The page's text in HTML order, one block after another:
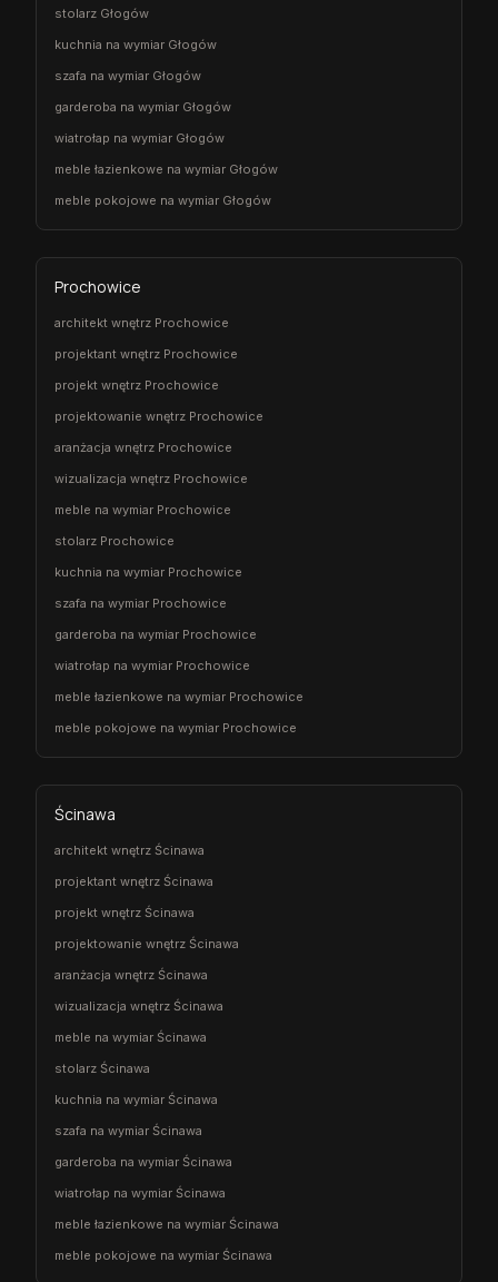
stolarz Głogów
kuchnia na wymiar Głogów
szafa na wymiar Głogów
garderoba na wymiar Głogów
wiatrołap na wymiar Głogów
meble łazienkowe na wymiar Głogów
meble pokojowe na wymiar Głogów
Prochowice
architekt wnętrz Prochowice
projektant wnętrz Prochowice
projekt wnętrz Prochowice
projektowanie wnętrz Prochowice
aranżacja wnętrz Prochowice
wizualizacja wnętrz Prochowice
meble na wymiar Prochowice
stolarz Prochowice
kuchnia na wymiar Prochowice
szafa na wymiar Prochowice
garderoba na wymiar Prochowice
wiatrołap na wymiar Prochowice
meble łazienkowe na wymiar Prochowice
meble pokojowe na wymiar Prochowice
Ścinawa
architekt wnętrz Ścinawa
projektant wnętrz Ścinawa
projekt wnętrz Ścinawa
projektowanie wnętrz Ścinawa
aranżacja wnętrz Ścinawa
wizualizacja wnętrz Ścinawa
meble na wymiar Ścinawa
stolarz Ścinawa
kuchnia na wymiar Ścinawa
szafa na wymiar Ścinawa
garderoba na wymiar Ścinawa
wiatrołap na wymiar Ścinawa
meble łazienkowe na wymiar Ścinawa
meble pokojowe na wymiar Ścinawa